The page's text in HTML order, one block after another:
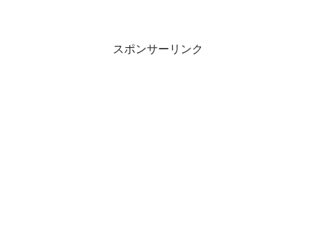
スポンサーリンク